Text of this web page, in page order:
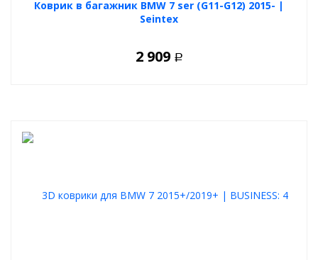
Коврик в багажник BMW 7 ser (G11-G12) 2015- |
Seintex
2 909 Р